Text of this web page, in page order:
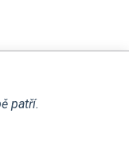
patří.